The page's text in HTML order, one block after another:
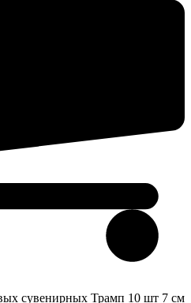
сувенирных Трамп 10 шт 7 см